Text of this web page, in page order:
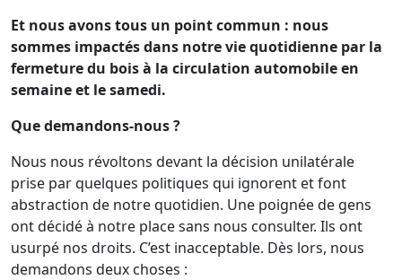
Et nous avons tous un point commun : nous
sommes impactés dans notre vie quotidienne par la
fermeture du bois à la circulation automobile en
semaine et le samedi.
Que demandons-nous ?
Nous nous révoltons devant la décision unilatérale
prise par quelques politiques qui ignorent et font
abstraction de notre quotidien. Une poignée de gens
ont décidé à notre place sans nous consulter. Ils ont
usurpé nos droits. C’est inacceptable. Dès lors, nous
demandons deux choses :